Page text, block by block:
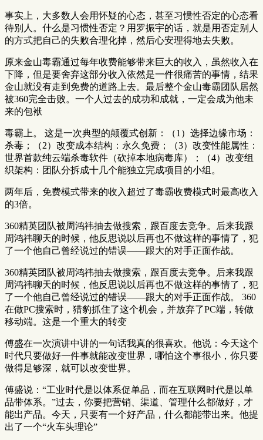
事实上，大多数人会用怀疑的心态，甚至习惯性否定的心态看
待别人。什么是习惯性否定？用罗振宇的话，就是用否定别人
的方式把自己的失败合理化掉，然后心安理得地去失败。
原来金山毒霸通过每年收费能够带来巨大的收入，虽然收入在
下降，但是要舍弃这部分收入依然是一件很痛苦的事情，结果
金山就没有走到免费的道路上去。最后整个金山毒霸团队居然
被360完全击败。一个人过去的成功和成就，一定会成为他未
来的包袱
毒霸上。 这是一次典型的颠覆式创新：（1）选择边缘市场：
杀毒；（2）改变成本结构：永久免费；（3）改变性能属性：
世界首款纯云端杀毒软件（砍掉本地病毒库）；（4）改变组
织架构：团队分拆成十几个能独立完成项目的小组。
两年后，免费模式带来的收入超过了毒霸收费模式时最高收入
的3倍。
360精英团队被周鸿祎抽去做搜索，跟百度去竞争。后来我跟
周鸿祎聊天的时候，他反思说以后再也不做这样的事情了，犯
了一个他自己曾经说过的错误——跟大的对手正面作战。
360精英团队被周鸿祎抽去做搜索，跟百度去竞争。后来我跟
周鸿祎聊天的时候，他反思说以后再也不做这样的事情了，犯
了一个他自己曾经说过的错误——跟大的对手正面作战。 360
在做PC搜索时，猎豹抓住了这个机会，并放弃了PC端，转做
移动端。这是一个重大的转变
傅盛在一次演讲中讲的一句话我真的很喜欢。他说：今天这个
时代只要做好一件事就能改变世界，哪怕这个事很小，你只要
做得足够深，就可以改变世界。
傅盛说：“工业时代是以体系促单品，而在互联网时代是以单
品带体系。”过去，你要把营销、渠道、管理什么都做好，才
能出产品。今天，只要有一个好产品，什么都能带出来。他提
出了一个“火车头理论”